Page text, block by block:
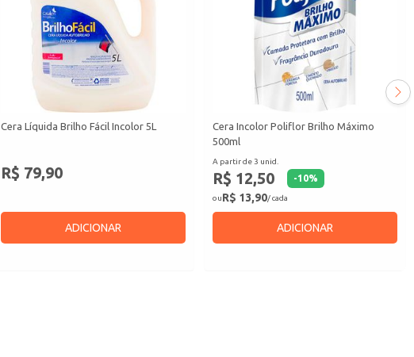
Cera Líquida Brilho Fácil Incolor 5L
R$ 79,90
ADICIONAR
Cera Incolor Poliflor Brilho Máximo
500ml
A partir de 3 unid.
R$ 12,50 -10%
ouR$ 13,90/ cada
ADICIONAR